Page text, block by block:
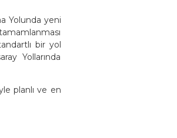
Yolunda yeni
bir yol
Yollarında
planlı ve en